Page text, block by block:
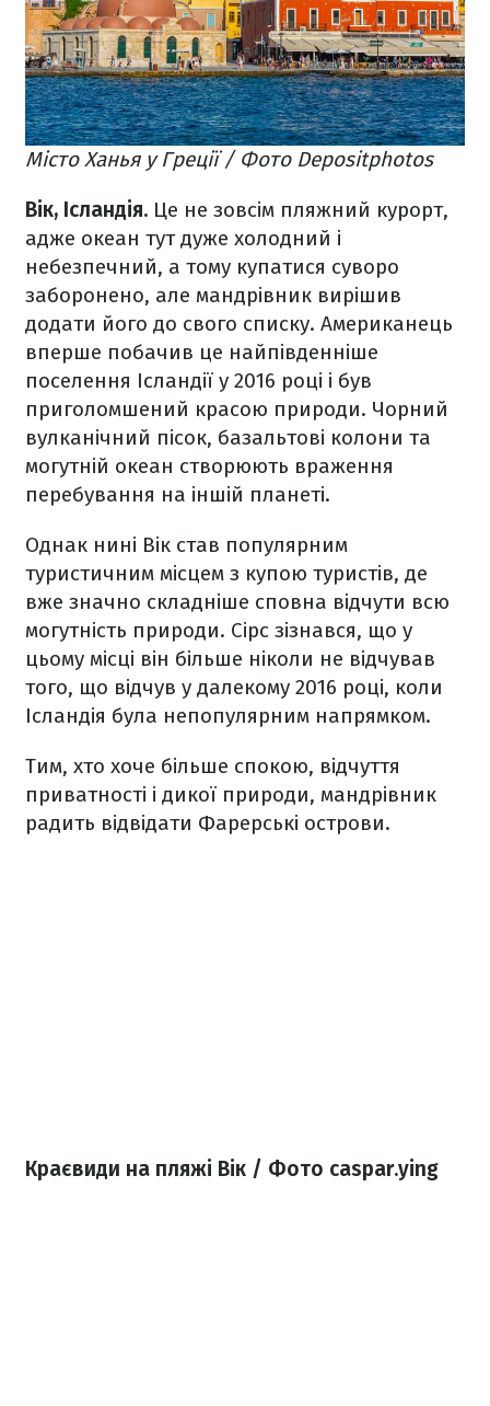
Місто Ханья у Греції / Фото Depositphotos
Вік, Ісландія. Це не зовсім пляжний курорт,
адже океан тут дуже холодний і
небезпечний, а тому купатися суворо
заборонено, але мандрівник вирішив
додати його до свого списку. Американець
вперше побачив це найпівденніше
поселення Ісландії у 2016 році і був
приголомшений красою природи. Чорний
вулканічний пісок, базальтові колони та
могутній океан створюють враження
перебування на іншій планеті.
Однак нині Вік став популярним
туристичним місцем з купою туристів, де
вже значно складніше сповна відчути всю
могутність природи. Сірс зізнався, що у
цьому місці він більше ніколи не відчував
того, що відчув у далекому 2016 році, коли
Ісландія була непопулярним напрямком.
Тим, хто хоче більше спокою, відчуття
приватності і дикої природи, мандрівник
радить відвідати Фарерські острови.
Краєвиди на пляжі Вік / Фото caspar.ying